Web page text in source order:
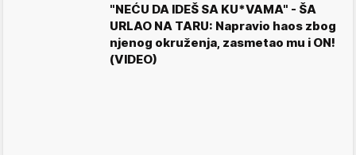
"NEĆU DA IDEŠ SA KU*VAMA" - ŠA
URLAO NA TARU: Napravio haos zbog
njenog okruženja, zasmetao mu i ON!
(VIDEO)